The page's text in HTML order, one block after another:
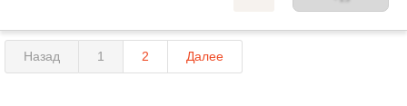
Назад 1 2 Далее